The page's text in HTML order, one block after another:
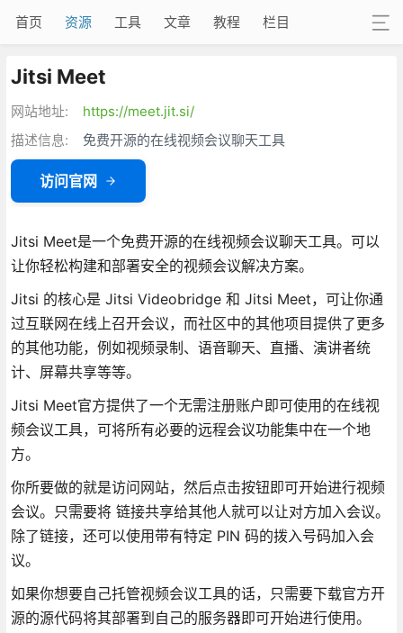
首页 资源 工具 文章 教程 栏目
Jitsi Meet
网站地址:
https://meet.jit.si/
描述信息:
免费开源的在线视频会议聊天工具
访问官网
Jitsi Meet是一个免费开源的在线视频会议聊天工具。可以
让你轻松构建和部署安全的视频会议解决方案。
Jitsi 的核心是 Jitsi Videobridge 和 Jitsi Meet，可让你通
过互联网在线上召开会议，而社区中的其他项目提供了更多
的其他功能，例如视频录制、语音聊天、直播、演讲者统
计、屏幕共享等等。
Jitsi Meet官方提供了一个无需注册账户即可使用的在线视
频会议工具，可将所有必要的远程会议功能集中在一个地
方。
你所要做的就是访问网站，然后点击按钮即可开始进行视频
会议。只需要将 链接共享给其他人就可以让对方加入会议。
除了链接，还可以使用带有特定 PIN 码的拨入号码加入会
议。
如果你想要自己托管视频会议工具的话，只需要下载官方开
源的源代码将其部署到自己的服务器即可开始进行使用。